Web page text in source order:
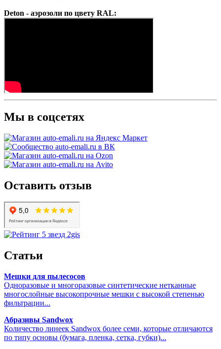
Deton - аэрозоли по цвету RAL:
Мы в соцсетях
Оставить отзыв
Статьи
Мешки для пылесосов
Одноразовые и многоразовые синтетические нетканные
многослойные высокопрочные мешки с высокой степенью
фильтрации...
Абразивы Sandwox
Количество линеек Sandwox более семи, которые отличаются
по типу основы (бумага, пленка, сетка, губки)...